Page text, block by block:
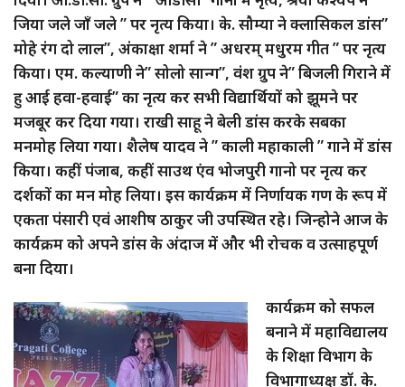
जिया जले जाँ जले ” पर नृत्य किया। के. सौम्या ने क्लासिकल डांस”
मोहे रंग दो लाल”, अंकाक्षा शर्मा ने ” अधरम् मधुरम गीत ” पर नृत्य
किया। एम. कल्याणी ने” सोलो सान्ग”, वंश ग्रुप ने” बिजली गिराने में
हु आई हवा-हवाई” का नृत्य कर सभी विद्यार्थियों को झूमने पर
मजबूर कर दिया गया। राखी साहू ने बेली डांस करके सबका
मनमोह लिया गया। शैलेष यादव ने ” काली महाकाली ” गाने में डांस
किया। कहीं पंजाब, कहीं साउथ एंव भोजपुरी गानो पर नृत्य कर
दर्शकों का मन मोह लिया। इस कार्यक्रम में निर्णायक गण के रूप में
एकता पंसारी एवं आशीष ठाकुर जी उपस्थित रहे। जिन्होने आज के
कार्यक्रम को अपने डांस के अंदाज में और भी रोचक व उत्साहपूर्ण
बना दिया।
कार्यक्रम को सफल
बनाने में महाविद्यालय
के शिक्षा विभाग के
विभागाध्यक्ष डॉ. के.